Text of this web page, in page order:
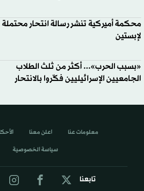
محكمة أميركية تنشر رسالة انتحار محتملة
لإبستين
«بسبب الحرب»... أكثر من ثلث الطلاب
الجامعيين الإسرائيليين فكّروا بالانتحار
تابعنا
معلومات عنا اعلن معنا
سياسة الخصوصية